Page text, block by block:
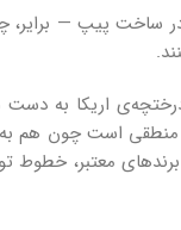
ساخت پیپ —
اریکا به دست
منطقی است چون هم
معتبر، خطوط